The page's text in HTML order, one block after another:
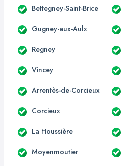
Bettegney-Saint-Brice
Gugney-aux-Aulx
Regney
Vincey
Arrentès-de-Corcieux
Corcieux
La Houssière
Moyenmoutier